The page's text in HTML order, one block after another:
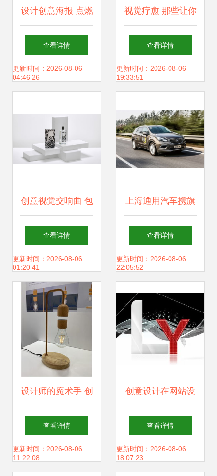
设计创意海报 点燃
网站建设的视觉引
擎
查看详情
更新时间：2026-08-06
04:46:26
视觉疗愈 那些让你
看着就舒心的创意
网站设计
查看详情
更新时间：2026-08-06
19:33:51
创意视觉交响曲 包
装、插画、标志与
网站的融合之美
查看详情
更新时间：2026-08-06
01:20:41
上海通用汽车携旗
下32款车型重磅亮
相广州车展，以创
引领未来出行
查看详情
更新时间：2026-08-06
22:05:52
设计师的魔术手 创
意设计联展上的灵
感交锋
查看详情
更新时间：2026-08-06
11:22:08
创意设计在网站设
计中的核心价值与
实践路径
查看详情
更新时间：2026-08-06
18:07:23